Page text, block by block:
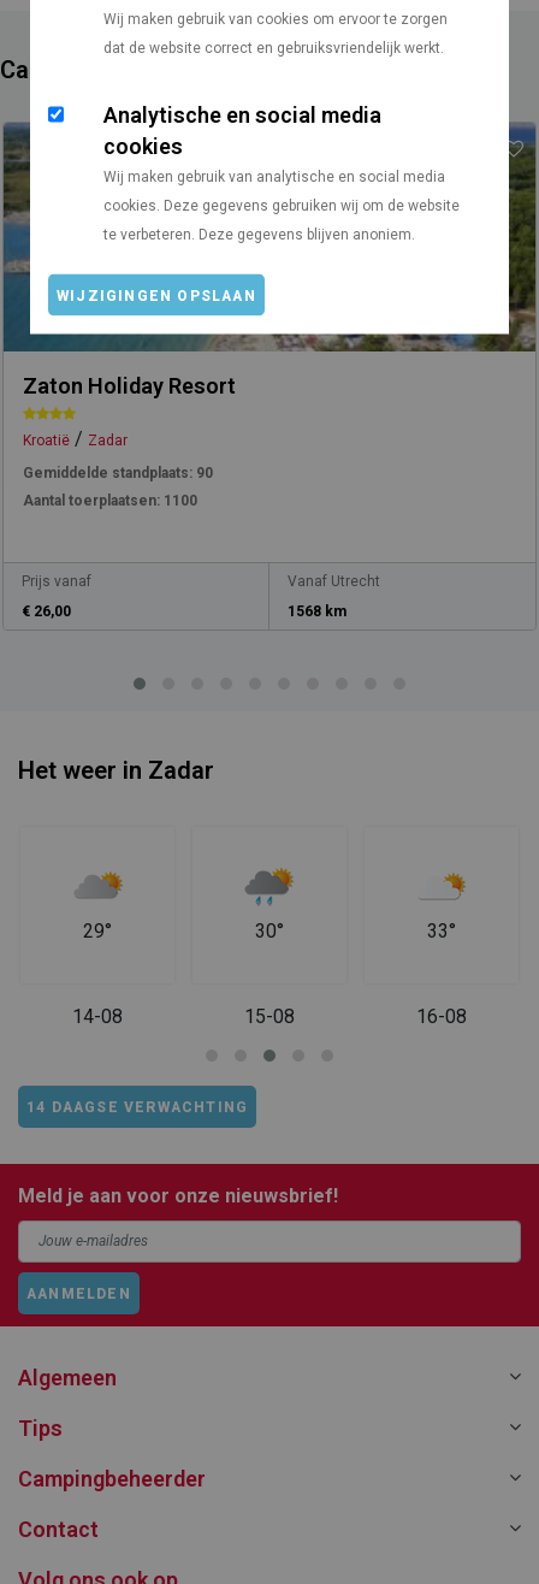
Wij maken gebruik van cookies om ervoor te zorgen
dat de website correct en gebruiksvriendelijk werkt.
Analytische en social media
cookies
Wij maken gebruik van analytische en social media
cookies. Deze gegevens gebruiken wij om de website
te verbeteren. Deze gegevens blijven anoniem.
WIJZIGINGEN OPSLAAN
Campings in de buurt
Zaton Holiday Resort
Kroatië / Zadar
Gemiddelde standplaats: 90
Aantal toerplaatsen: 1100
Prijs vanaf
€ 26,00
Vanaf Utrecht
1568 km
Het weer in Zadar
29°
14-08
30°
15-08
33°
16-08
14 DAAGSE VERWACHTING
Meld je aan voor onze nieuwsbrief!
AANMELDEN
Algemeen
Tips
Campingbeheerder
Contact